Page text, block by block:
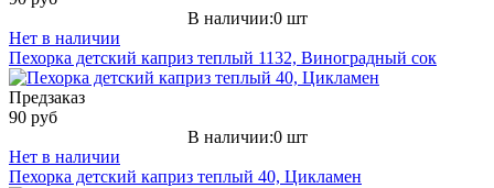
В наличии:0 шт
Нет в наличии
Пехорка детский каприз теплый 1132, Виноградный сок
Предзаказ
90 руб
В наличии:0 шт
Нет в наличии
Пехорка детский каприз теплый 40, Цикламен